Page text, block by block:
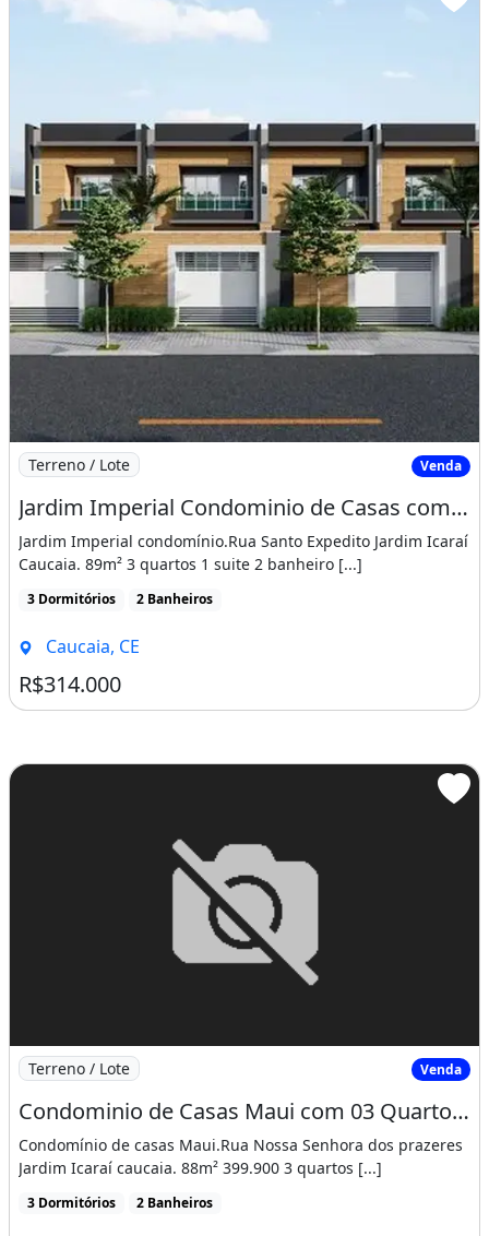
Imagem: Jardim Imperial Condominio de Casas com
Terreno / Lote Venda
Jardim Imperial Condominio de Casas com 03 Quartos com Suite Lazer Completo. Chegue
Jardim Imperial condomínio.Rua Santo Expedito Jardim Icaraí
Caucaia. 89m² 3 quartos 1 suite 2 banheiro [...]
3 Dormitórios 2 Banheiros
Caucaia, CE
R$314.000
Imagem: Condominio de Casas Maui com 03 Quartos
Terreno / Lote Venda
Condominio de Casas Maui com 03 Quartos e Vagas para 02 Carros!!!!. Prontamente
Condomínio de casas Maui.Rua Nossa Senhora dos prazeres
Jardim Icaraí caucaia. 88m² 399.900 3 quartos [...]
3 Dormitórios 2 Banheiros